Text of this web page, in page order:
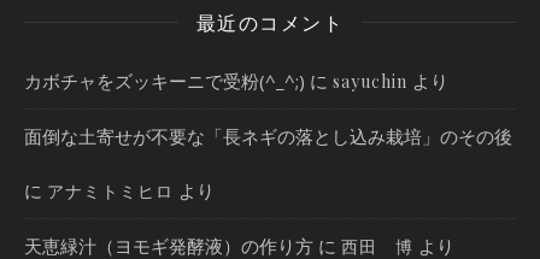
最近のコメント
カボチャをズッキーニで受粉(^_^;) に sayuchin より
面倒な土寄せが不要な「長ネギの落とし込み栽培」のその後
に アナミトミヒロ より
天恵緑汁（ヨモギ発酵液）の作り方 に 西田 博 より